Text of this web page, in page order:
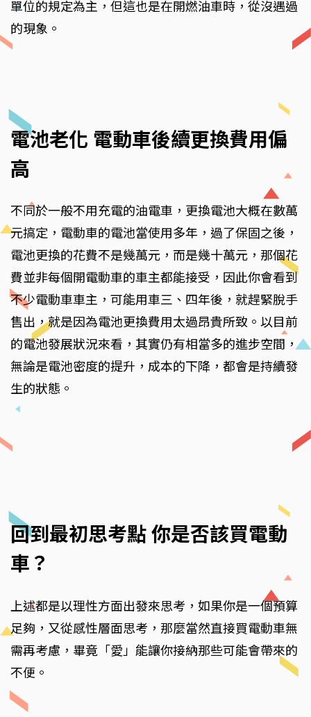
單位的規定為主，但這也是在開燃油車時，從沒遇過
的現象。
電池老化 電動車後續更換費用偏
高
不同於一般不用充電的油電車，更換電池大概在數萬
元搞定，電動車的電池當使用多年，過了保固之後，
電池更換的花費不是幾萬元，而是幾十萬元，那個花
費並非每個開電動車的車主都能接受，因此你會看到
不少電動車車主，可能用車三、四年後，就趕緊脫手
售出，就是因為電池更換費用太過昂貴所致。以目前
的電池發展狀況來看，其實仍有相當多的進步空間，
無論是電池密度的提升，成本的下降，都會是持續發
生的狀態。
回到最初思考點 你是否該買電動
車？
上述都是以理性方面出發來思考，如果你是一個預算
足夠，又從感性層面思考，那麼當然直接買電動車無
需再考慮，畢竟「愛」能讓你接納那些可能會帶來的
不便。